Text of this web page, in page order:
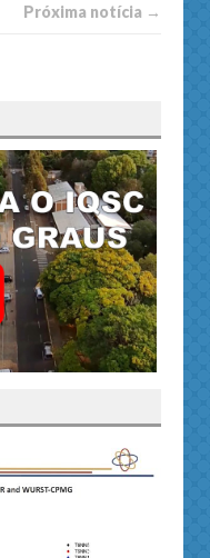
Próxima notí­­cia →